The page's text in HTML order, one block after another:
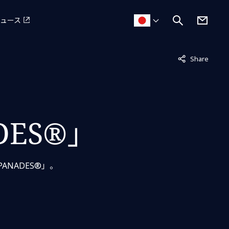
ース
Share
非表示中
」
」。